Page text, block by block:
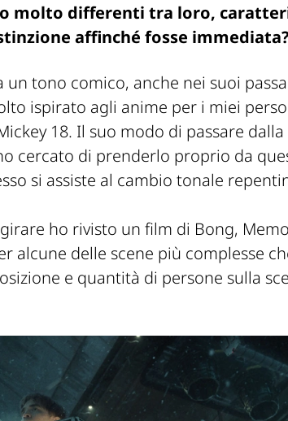
molto differenti tra loro,
affinché fosse immediata?
un tono comico, anche nei suoi
ispirato agli anime per i miei
18. Il suo modo di passare
cercato di prenderlo proprio da
si assiste al cambio tonale
ho rivisto un film di Bong,
alcune delle scene più complesse
e quantità di persone sulla